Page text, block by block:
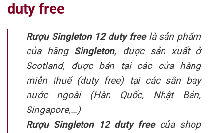
duty free
Rượu Singleton 12 duty free là sản phẩm
của hãng Singleton, được sản xuất ở
Scotland, được bán tại các cửa hàng
miễn thuế (duty free) tại các sân bay
nước ngoài (Hàn Quốc, Nhật Bản,
Singapore,…)
Rượu Singleton 12 duty freecủa shop